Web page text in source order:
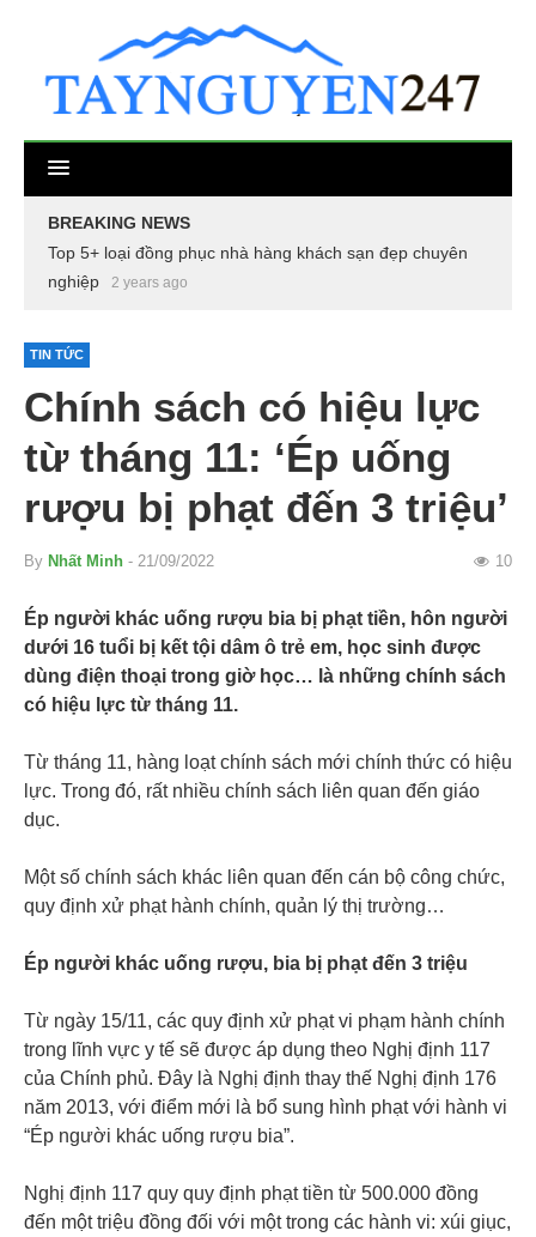
BREAKING NEWS
Top 5+ loại đồng phục nhà hàng khách sạn đẹp chuyên
nghiệp
2 years ago
TIN TỨC
Chính sách có hiệu lực
từ tháng 11: ‘Ép uống
rượu bị phạt đến 3 triệu’
By Nhất Minh - 21/09/2022 10
Ép người khác uống rượu bia bị phạt tiền, hôn người
dưới 16 tuổi bị kết tội dâm ô trẻ em, học sinh được
dùng điện thoại trong giờ học… là những chính sách
có hiệu lực từ tháng 11.
Từ tháng 11, hàng loạt chính sách mới chính thức có hiệu
lực. Trong đó, rất nhiều chính sách liên quan đến giáo
dục.
Một số chính sách khác liên quan đến cán bộ công chức,
quy định xử phạt hành chính, quản lý thị trường…
Ép người khác uống rượu, bia bị phạt đến 3 triệu
Từ ngày 15/11, các quy định xử phạt vi phạm hành chính
trong lĩnh vực y tế sẽ được áp dụng theo Nghị định 117
của Chính phủ. Đây là Nghị định thay thế Nghị định 176
năm 2013, với điểm mới là bổ sung hình phạt với hành vi
“Ép người khác uống rượu bia”.
Nghị định 117 quy quy định phạt tiền từ 500.000 đồng
đến một triệu đồng đối với một trong các hành vi: xúi giục,